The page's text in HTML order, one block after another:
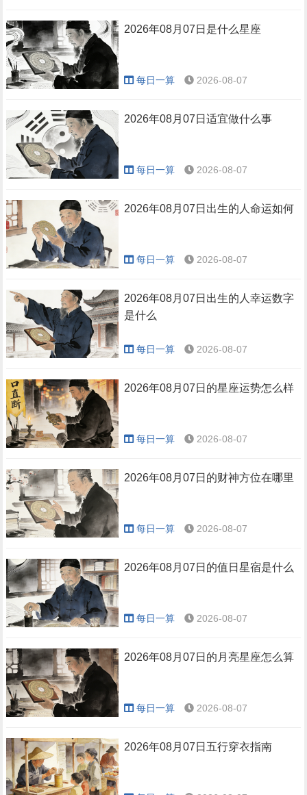
2026年08月07日是什么星座
每日一算 2026-08-07
2026年08月07日适宜做什么事
每日一算 2026-08-07
2026年08月07日出生的人命运如何
每日一算 2026-08-07
2026年08月07日出生的人幸运数字
是什么
每日一算 2026-08-07
2026年08月07日的星座运势怎么样
每日一算 2026-08-07
2026年08月07日的财神方位在哪里
每日一算 2026-08-07
2026年08月07日的值日星宿是什么
每日一算 2026-08-07
2026年08月07日的月亮星座怎么算
每日一算 2026-08-07
2026年08月07日五行穿衣指南